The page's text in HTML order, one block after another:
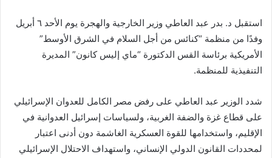
استقبل د. بدر عبد العاطي وزير الخارجية والهجرة يوم الأحد ٦ أبريل
وفدًا من منظمة “كنائس من أجل السلام في الشرق الأوسط”
الأمريكية برئاسة القس الدكتورة “ماي إليس كانون” المديرة
التنفيذية للمنظمة.
شدد الوزير عبد العاطي على رفض مصر الكامل للعدوان الإسرائيلي
على قطاع غزة والضفة الغربية، ولسياسات إسرائيل العدوانية في
الإقليم، واستخدامها للقوة العسكرية الغاشمة دون أدنى اعتبار
لمحددات القانون الدولي الإنساني، واستهداف الاحتلال الإسرائيلي